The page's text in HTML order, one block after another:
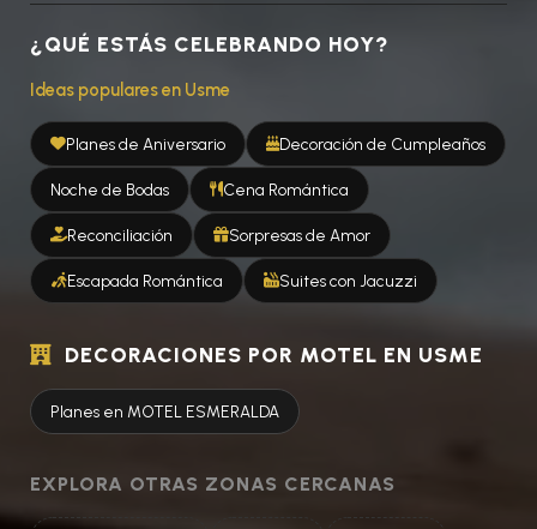
¿QUÉ ESTÁS CELEBRANDO HOY?
Ideas populares en Usme
Planes de Aniversario Decoración de Cumpleaños
Noche de Bodas Cena Romántica
Reconciliación Sorpresas de Amor
Escapada Romántica Suites con Jacuzzi
DECORACIONES POR MOTEL EN USME
Planes en MOTEL ESMERALDA
EXPLORA OTRAS ZONAS CERCANAS